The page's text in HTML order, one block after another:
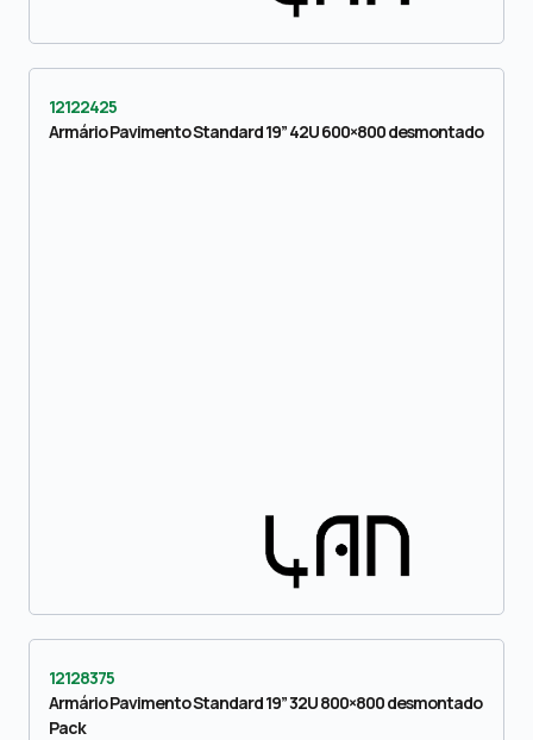
12122425
Armário Pavimento Standard 19” 42U 600×800 desmontado
12128375
Armário Pavimento Standard 19” 32U 800×800 desmontado
Pack